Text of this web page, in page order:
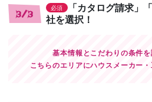
3/3
必須
「カタログ請求」
社を選択！
基本情報とこだわりの条件を
こちらのエリアにハウスメーカー・